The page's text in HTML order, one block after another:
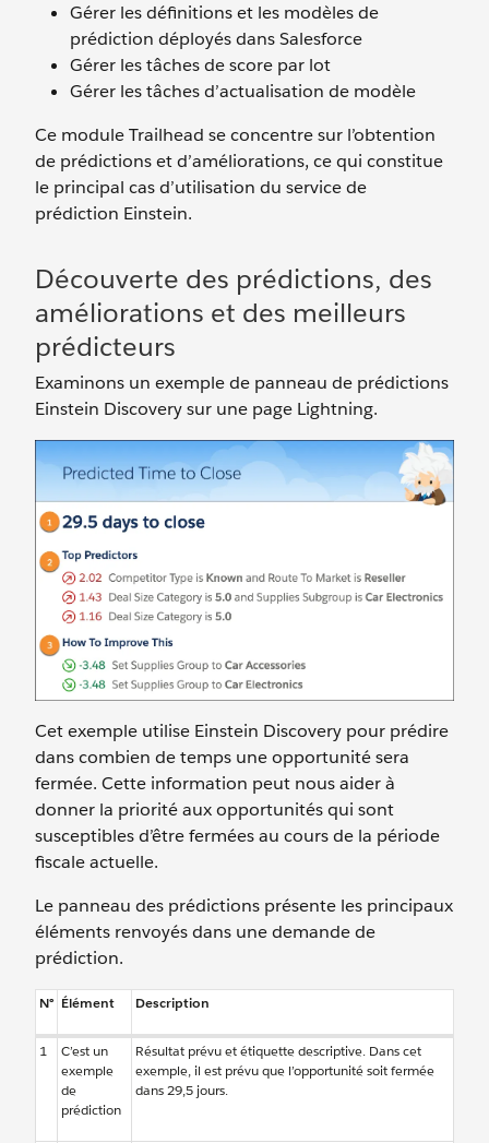
Gérer les définitions et les modèles de
prédiction déployés dans Salesforce
Gérer les tâches de score par lot
Gérer les tâches d’actualisation de modèle
Ce module Trailhead se concentre sur l’obtention
de prédictions et d’améliorations, ce qui constitue
le principal cas d’utilisation du service de
prédiction Einstein.
Découverte des prédictions, des
améliorations et des meilleurs
prédicteurs
Examinons un exemple de panneau de prédictions
Einstein Discovery sur une page Lightning.
Cet exemple utilise Einstein Discovery pour prédire
dans combien de temps une opportunité sera
fermée. Cette information peut nous aider à
donner la priorité aux opportunités qui sont
susceptibles d’être fermées au cours de la période
fiscale actuelle.
Le panneau des prédictions présente les principaux
éléments renvoyés dans une demande de
prédiction.
N° Élément Description
1
C’est un
exemple
de
prédiction
Résultat prévu et étiquette descriptive. Dans cet
exemple, il est prévu que l’opportunité soit fermée
dans 29,5 jours.